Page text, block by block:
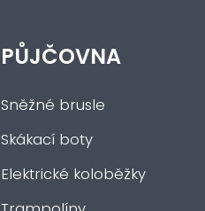
PŮJČOVNA
Sněžné brusle
Skákací boty
Elektrické koloběžky